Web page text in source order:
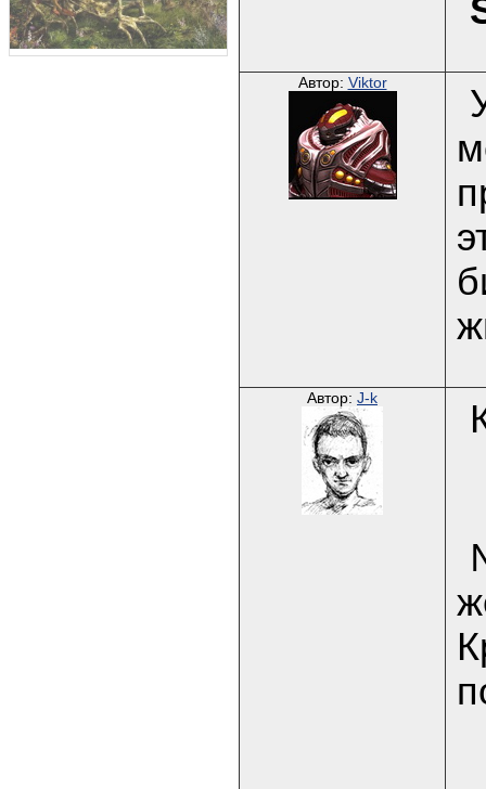
Автор: Viktor
Автор: J-k